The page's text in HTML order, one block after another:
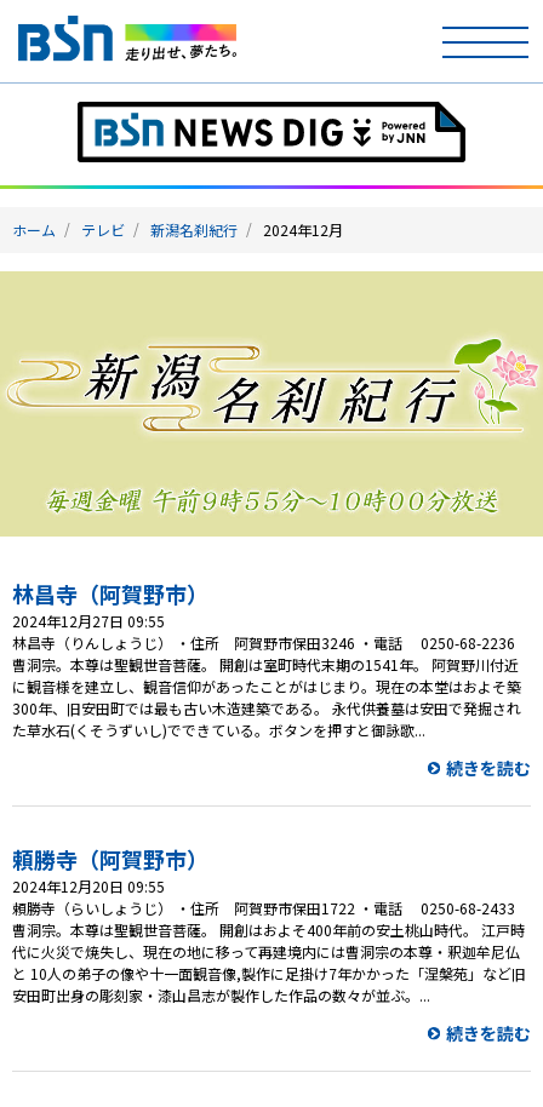
ホーム
テレビ
ラジオ
イベント
ニュース
天気
プレゼント
コンテンツ・アプリ
キッズ
ケンジュ 愛の募金
Well-being 防災・減災
お問い合わせ
ホーム テレビ 新潟名刹紀行 2024年12月
林昌寺（阿賀野市）
2024年12月27日 09:55
林昌寺（りんしょうじ） ・住所 阿賀野市保田3246 ・電話 0250-68-2236
曹洞宗。本尊は聖観世音菩薩。 開創は室町時代末期の1541年。 阿賀野川付近
に観音様を建立し、観音信仰があったことがはじまり。現在の本堂はおよそ築
300年、旧安田町では最も古い木造建築である。 永代供養墓は安田で発掘され
た草水石(くそうずいし)でできている。ボタンを押すと御詠歌...
続きを読む
頼勝寺（阿賀野市）
2024年12月20日 09:55
頼勝寺（らいしょうじ） ・住所 阿賀野市保田1722 ・電話 0250-68-2433
曹洞宗。本尊は聖観世音菩薩。 開創はおよそ400年前の安土桃山時代。 江戸時
代に火災で焼失し、現在の地に移って再建境内には曹洞宗の本尊・釈迦牟尼仏
と 10人の弟子の像や十一面観音像,製作に足掛け7年かかった「涅槃苑」など旧
安田町出身の彫刻家・漆山昌志が製作した作品の数々が並ぶ。...
続きを読む